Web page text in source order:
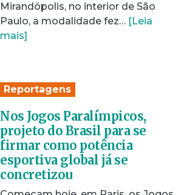
Mirandópolis, no interior de São
Paulo, a modalidade fez… [Leia
mais]
Reportagens
Nos Jogos Paralímpicos,
projeto do Brasil para se
firmar como potência
esportiva global já se
concretizou